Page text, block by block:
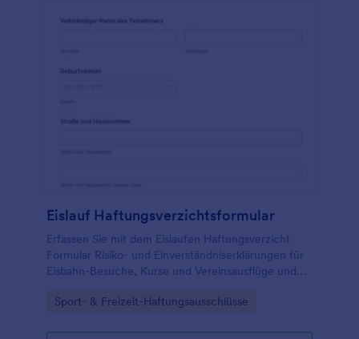
Eislauf Haftungsverzichtsformular
Erfassen Sie mit dem Eislaufen Haftungsverzicht
Formular Risiko- und Einverständniserklärungen für
Eisbahn-Besuche, Kurse und Vereinsausflüge und
Jotform.
Go to Category:
Sport- & Freizeit-Haftungsausschlüsse